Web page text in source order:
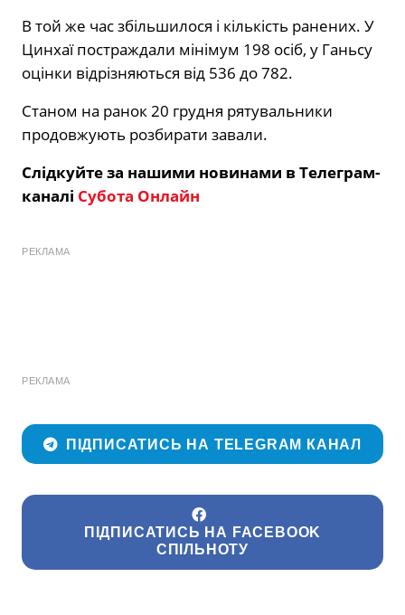
В той же час збільшилося і кількість ранених. У
Цинхаї постраждали мінімум 198 осіб, у Ганьсу
оцінки відрізняються від 536 до 782.
Станом на ранок 20 грудня рятувальники
продовжують розбирати завали.
Слідкуйте за нашими новинами в Телеграм-
каналі Субота Онлайн
РЕКЛАМА
РЕКЛАМА
ПІДПИСАТИСЬ НА TELEGRAM КАНАЛ
ПІДПИСАТИСЬ НА FACEBOOK
СПІЛЬНОТУ